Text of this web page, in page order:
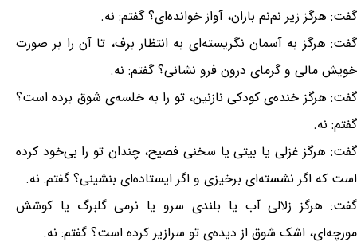
گفت: هرگز زیر نم‌نم باران، آواز خوانده‌ای؟ گفتم: نه.
گفت: هرگز به آسمان نگریسته‌ای به انتظار برف، تا آن را بر صورت
خویش مالی و گرمای درون فرو نشانی؟ گفتم: نه.
گفت: هرگز خنده‌ی کودکی نازنین، تو را به خلسه‌ی شوق برده است؟
گفتم: نه.
گفت: هرگز غزلی یا بیتی یا سخنی فصیح، چندان تو را بی‌خود کرده
است که اگر نشسته‌ای برخیزی و اگر ایستاده‌ای بنشینی؟ گفتم: نه.
گفت: هرگز زلالی آب یا بلندی سرو یا نرمی گلبرگ یا کوشش
مورچه‌ای، اشک شوق از دیده‌ی تو سرازیر کرده است؟ گفتم: نه.